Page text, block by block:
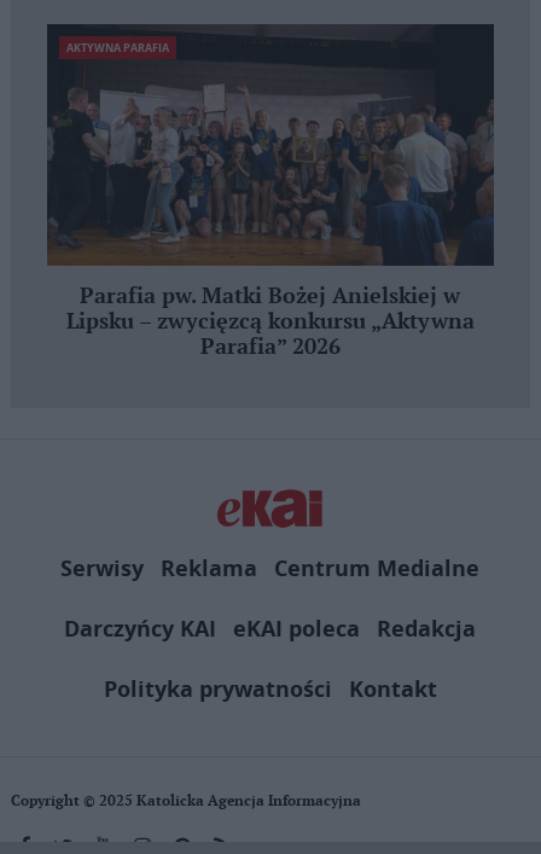
AKTYWNA PARAFIA
Parafia pw. Matki Bożej Anielskiej w
Lipsku – zwycięzcą konkursu „Aktywna
Parafia” 2026
Serwisy Reklama
Centrum Medialne
Darczyńcy KAI
eKAI poleca
Redakcja
Polityka prywatności
Kontakt
Copyright © 2025 Katolicka Agencja Informacyjna